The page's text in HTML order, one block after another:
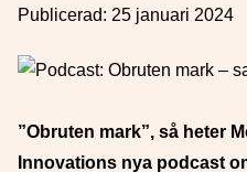
Publicerad: 25 januari 2024
”Obruten mark”, så heter
Innovations nya podcast